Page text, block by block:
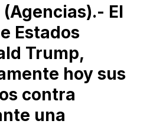
El
Estados
Trump,
hoy sus
contra
una